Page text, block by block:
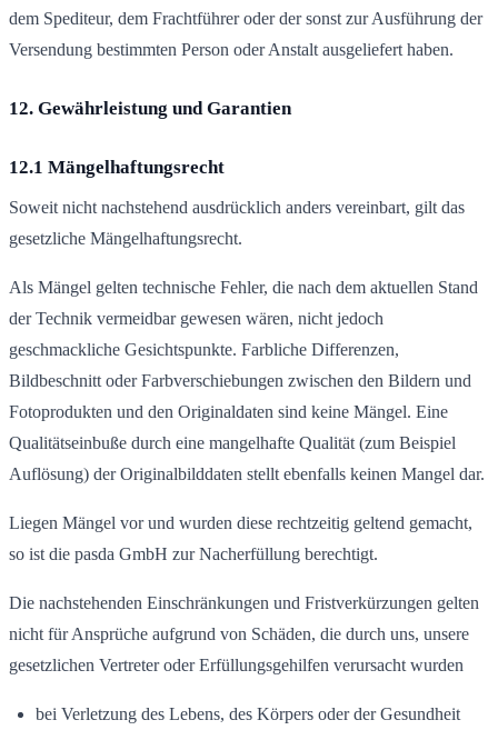
dem Spediteur, dem Frachtführer oder der sonst zur Ausführung der
Versendung bestimmten Person oder Anstalt ausgeliefert haben.
12. Gewährleistung und Garantien
12.1 Mängelhaftungsrecht
Soweit nicht nachstehend ausdrücklich anders vereinbart, gilt das
gesetzliche Mängelhaftungsrecht.
Als Mängel gelten technische Fehler, die nach dem aktuellen Stand
der Technik vermeidbar gewesen wären, nicht jedoch
geschmackliche Gesichtspunkte. Farbliche Differenzen,
Bildbeschnitt oder Farbverschiebungen zwischen den Bildern und
Fotoprodukten und den Originaldaten sind keine Mängel. Eine
Qualitätseinbuße durch eine mangelhafte Qualität (zum Beispiel
Auflösung) der Originalbilddaten stellt ebenfalls keinen Mangel dar.
Liegen Mängel vor und wurden diese rechtzeitig geltend gemacht,
so ist die pasda GmbH zur Nacherfüllung berechtigt.
Die nachstehenden Einschränkungen und Fristverkürzungen gelten
nicht für Ansprüche aufgrund von Schäden, die durch uns, unsere
gesetzlichen Vertreter oder Erfüllungsgehilfen verursacht wurden
bei Verletzung des Lebens, des Körpers oder der Gesundheit